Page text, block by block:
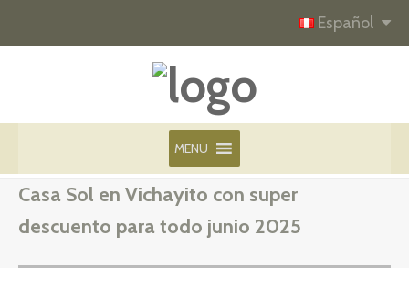
Español
MENU
Casa Sol en Vichayito con super
descuento para todo junio 2025